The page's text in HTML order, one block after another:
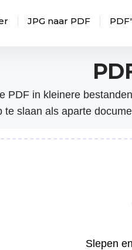
JPG naar PDF
PDF in kleinere
te slaan als aparte
Slepen